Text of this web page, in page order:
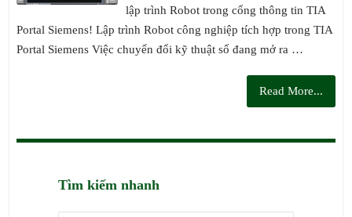
lập trình Robot trong cổng thông tin TIA
Portal Siemens! Lập trình Robot công nghiệp tích hợp trong TIA
Portal Siemens Việc chuyển đổi kỹ thuật số đang mở ra …
Read More...
Tìm kiếm nhanh